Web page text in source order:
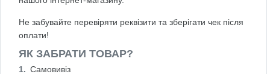
Не забувайте перевіряти реквізити та зберігати чек після
оплати!
ЯК ЗАБРАТИ ТОВАР?
Самовивіз